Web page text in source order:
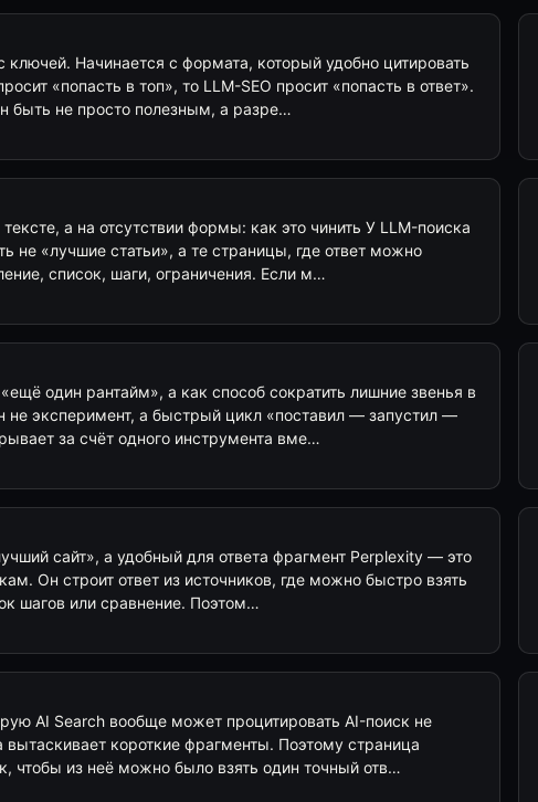
ключей. Начинается с формата, который удобно цитировать
«попасть в топ», то LLM-SEO просит «попасть в ответ».
быть не просто полезным, а разре…
а на отсутствии формы: как это чинить У LLM-поиска
не «лучшие статьи», а те страницы, где ответ можно
список, шаги, ограничения. Если м…
один рантайм», а как способ сократить лишние звенья в
не эксперимент, а быстрый цикл «поставил — запустил —
за счёт одного инструмента вме…
сайт», а удобный для ответа фрагмент Perplexity — это
Он строит ответ из источников, где можно быстро взять
шагов или сравнение. Поэтом…
AI Search вообще может процитировать AI-поиск не
вытаскивает короткие фрагменты. Поэтому страница
чтобы из неё можно было взять один точный отв…